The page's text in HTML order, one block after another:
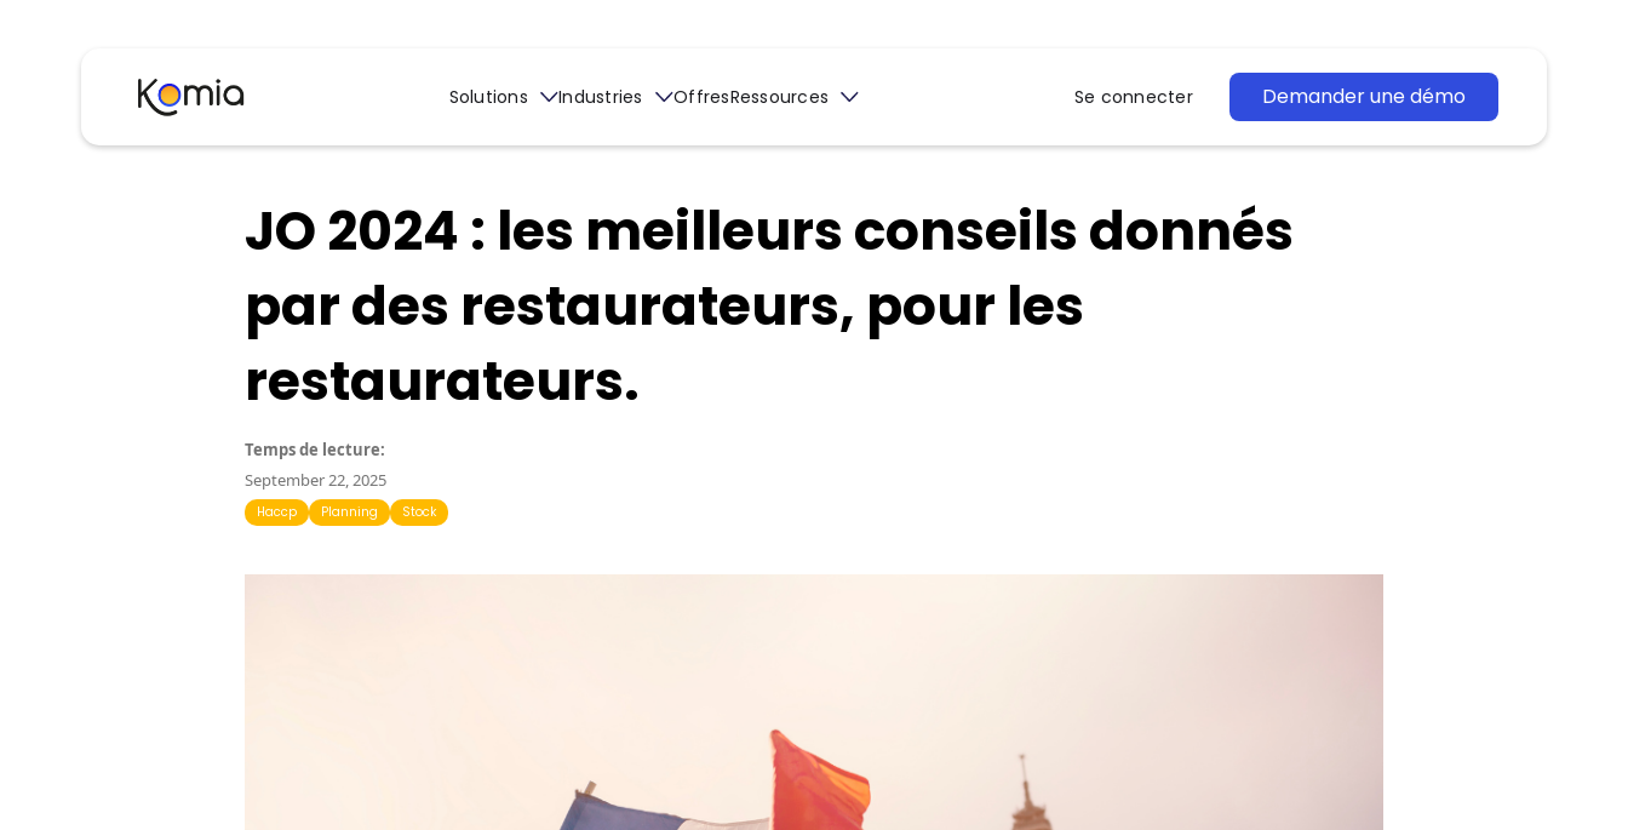
Solutions Industries OffresRessources Se connecter Demander une démo
JO 2024 : les meilleurs conseils donnés
par des restaurateurs, pour les
restaurateurs.
Temps de lecture:
September 22, 2025
Haccp Planning Stock